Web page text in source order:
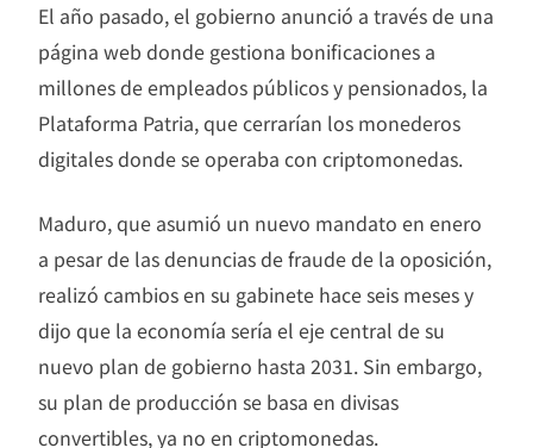
El año pasado, el gobierno anunció a través de una
página web donde gestiona bonificaciones a
millones de empleados públicos y pensionados, la
Plataforma Patria, que cerrarían los monederos
digitales donde se operaba con criptomonedas.
Maduro, que asumió un nuevo mandato en enero
a pesar de las denuncias de fraude de la oposición,
realizó cambios en su gabinete hace seis meses y
dijo que la economía sería el eje central de su
nuevo plan de gobierno hasta 2031. Sin embargo,
su plan de producción se basa en divisas
convertibles, ya no en criptomonedas.